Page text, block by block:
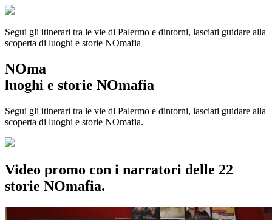
Segui gli itinerari tra le vie di Palermo e dintorni, lasciati guidare alla
scoperta di luoghi e storie NOmafia
NOma
luoghi e storie NOmafia
Segui gli itinerari tra le vie di Palermo e dintorni, lasciati guidare alla
scoperta di luoghi e storie NOmafia.
Video promo con i narratori delle 22
storie NOmafia.